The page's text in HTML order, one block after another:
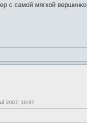
с самой мягкой
2007, 16:07